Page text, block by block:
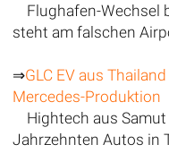
Flughafen-Wechsel
steht am falschen
⇒GLC EV aus
Mercedes-Produktion
Hightech aus
Jahrzehnten Autos in